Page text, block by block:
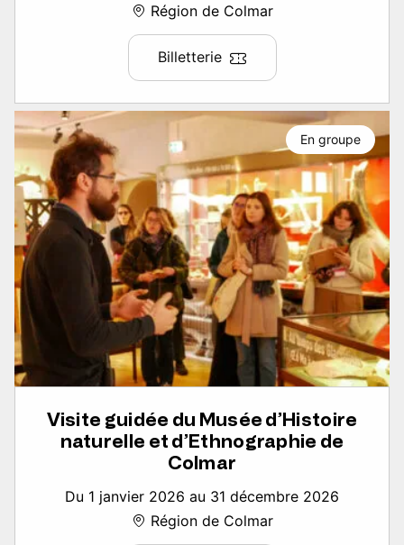
Région de Colmar
Billetterie
Visite guidée du Musée d’Histoire
naturelle et d’Ethnographie de
Colmar
Du 1 janvier 2026 au 31 décembre 2026
Région de Colmar
En groupe